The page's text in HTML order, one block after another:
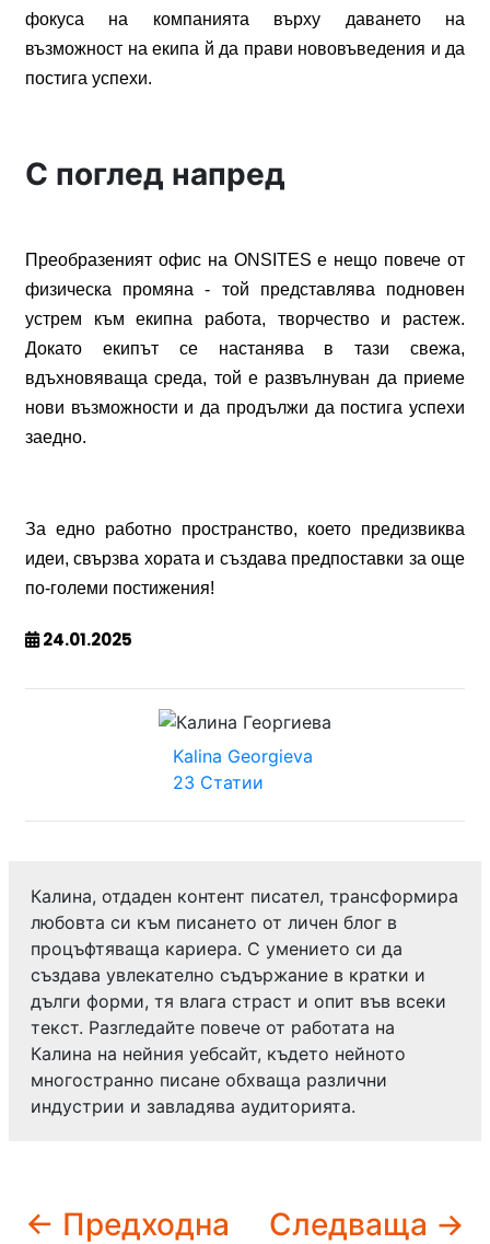
фокуса на компанията върху даването
на
възможност на екипа й да прави нововъведения и да
постига успехи.
С поглед напред
Преобразеният офис на ONSITESе нещо повече от
физическа
промяна - той представлява
подновен
устрем
към екипна работа, творчество и растеж.
Докато
екипът се настанява в тази свежа,
вдъхновяваща среда, той е развълнуван да приеме
нови възможности и да продължи да постига успехи
заедно.
За едно работно пространство, което предизвиква
идеи,свързва хората и създава предпоставки за още
по-големи постижения!
24.01.2025
Kalina Georgieva
23 Статии
Калина, отдаден контент писател, трансформира
любовта си към писането от личен блог в
процъфтяваща кариера. С умението си да
създава увлекателно съдържание в кратки и
дълги форми, тя влага страст и опит във всеки
текст. Разгледайте повече от работата на
Калина на нейния уебсайт, където нейното
многостранно писане обхваща различни
индустрии и завладява аудиторията.
← Предходна Следваща →